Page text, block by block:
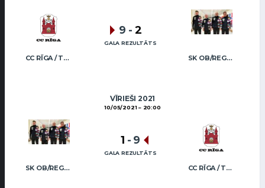
CC RĪGA / TRUKŠĀNS SK OB/REGŽA MEN
9 - 2
GALA REZULTĀTS
VĪRIEŠI 2021
10/05/2021 20:00
SK OB/REGŽA MEN CC RĪGA / TRUKŠĀNS
1 - 9
GALA REZULTĀTS